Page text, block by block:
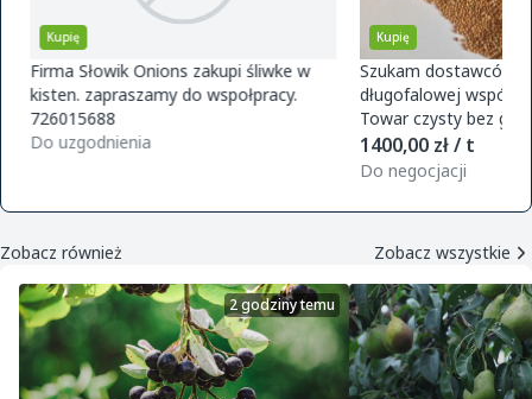
Kupię
Firma Słowik Onions zakupi śliwke w
kisten. zapraszamy do wspołpracy.
726015688
Do uzgodnienia
Kupię
Szukam dostawców
długofalowej
Towar czysty bez
magazynu w Polsce.
zamówie
1400,00 zł / t
Do negocjacji
Zobacz również Zobacz wszystkie
2 godziny temu